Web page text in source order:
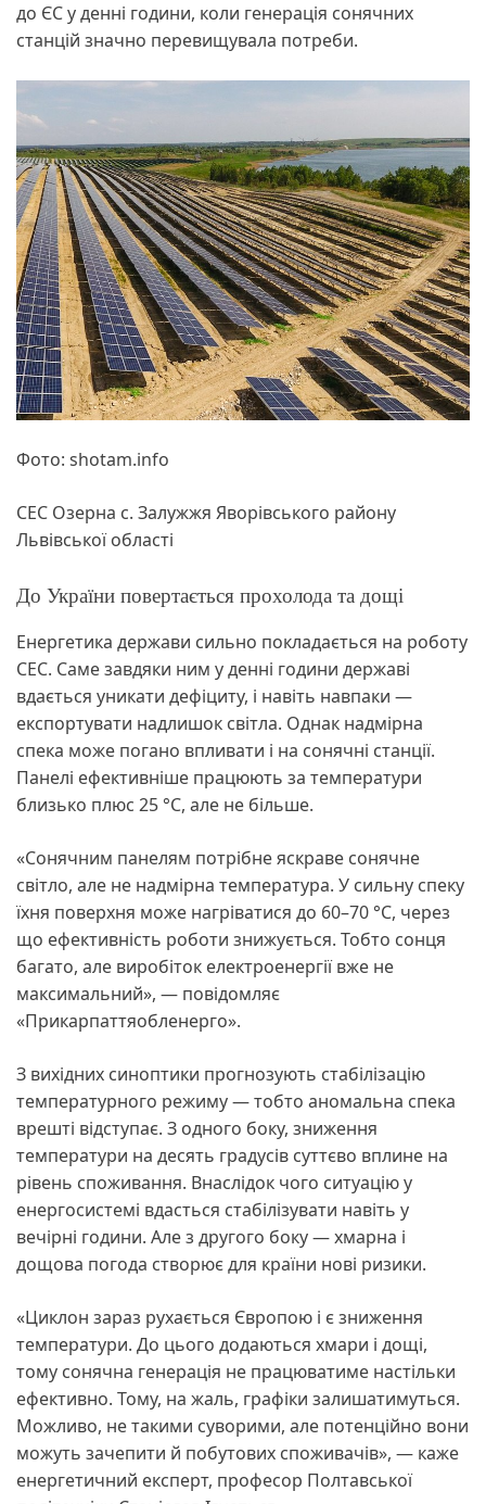
до ЄС у денні години, коли генерація сонячних
станцій значно перевищувала потреби.
Фото: shotam.info
СЕС Озерна с. Залужжя Яворівського району
Львівської області
До України повертається прохолода та дощі
Енергетика держави сильно покладається на роботу
СЕС. Саме завдяки ним у денні години державі
вдається уникати дефіциту, і навіть навпаки —
експортувати надлишок світла. Однак надмірна
спека може погано впливати і на сонячні станції.
Панелі ефективніше працюють за температури
близько плюс 25 °С, але не більше.
«Сонячним панелям потрібне яскраве сонячне
світло, але не надмірна температура. У сильну спеку
їхня поверхня може нагріватися до 60–70 °C, через
що ефективність роботи знижується. Тобто сонця
багато, але виробіток електроенергії вже не
максимальний», — повідомляє
«Прикарпаттяобленерго».
З вихідних синоптики прогнозують стабілізацію
температурного режиму — тобто аномальна спека
врешті відступає. З одного боку, зниження
температури на десять градусів суттєво вплине на
рівень споживання. Внаслідок чого ситуацію у
енергосистемі вдасться стабілізувати навіть у
вечірні години. Але з другого боку — хмарна і
дощова погода створює для країни нові ризики.
«Циклон зараз рухається Європою і є зниження
температури. До цього додаються хмари і дощі,
тому сонячна генерація не працюватиме настільки
ефективно. Тому, на жаль, графіки залишатимуться.
Можливо, не такими суворими, але потенційно вони
можуть зачепити й побутових споживачів», — каже
енергетичний експерт, професор Полтавської